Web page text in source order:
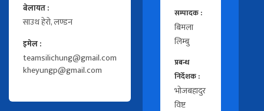
बेलायत :
साउथ हेरो, लण्डन
इमेल :
teamsilichung@gmail.com
kheyungp@gmail.com
सम्पादक :
बिमला
लिम्बु
प्रबन्ध
निर्देशक :
भोजबहादुर
विष्ट